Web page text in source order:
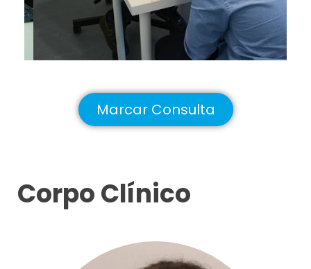
Marcar Consulta
Corpo Clínico